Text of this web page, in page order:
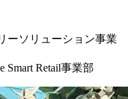
ーソリューション事業
Smart Retail事業部